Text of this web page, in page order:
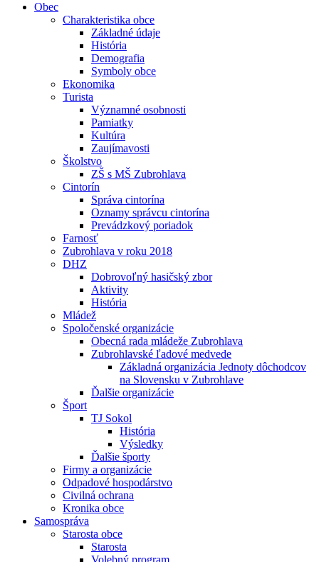
Obec
Charakteristika obce
Základné údaje
História
Demografia
Symboly obce
Ekonomika
Turista
Významné osobnosti
Pamiatky
Kultúra
Zaujímavosti
Školstvo
ZŠ s MŠ Zubrohlava
Cintorín
Správa cintorína
Oznamy správcu cintorína
Prevádzkový poriadok
Farnosť
Zubrohlava v roku 2018
DHZ
Dobrovoľný hasičský zbor
Aktivity
História
Mládež
Spoločenské organizácie
Obecná rada mládeže Zubrohlava
Zubrohlavské ľadové medvede
Základná organizácia Jednoty dôchodcov
na Slovensku v Zubrohlave
Ďalšie organizácie
Šport
TJ Sokol
História
Výsledky
Ďalšie športy
Firmy a organizácie
Odpadové hospodárstvo
Civilná ochrana
Kronika obce
Samospráva
Starosta obce
Starosta
Volebný program